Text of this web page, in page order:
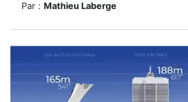
Par : Mathieu Laberge